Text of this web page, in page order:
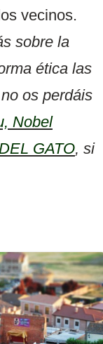
vecinos.
sobre la
ética las
os perdáis
Nobel
GATO, si